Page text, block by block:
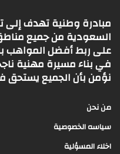
مبادرة وطنية تهدف إلى
السعودية من جميع
على ربط أفضل المواهب
في بناء مسيرة مهنية
نؤمن بأن الجميع يستحق
من نحن
سياسه الخصوصية
اخلاء المسؤلية